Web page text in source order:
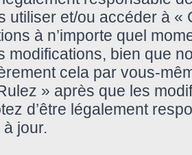
utiliser et/ou accéder à
à n’importe quel
modifications, bien que
cela par vous-
» après que les
d’être légalement
jour.